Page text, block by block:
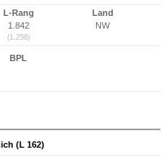
L-Rang
1.842
(1.256)
Land
NW
BPL
(L 162)